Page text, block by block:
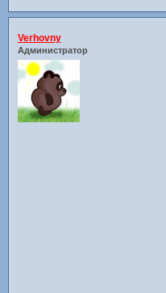
Verhovny
Администратор